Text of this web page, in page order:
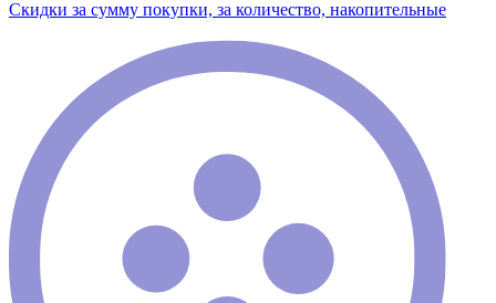
Скидки за сумму покупки, за количество, накопительные